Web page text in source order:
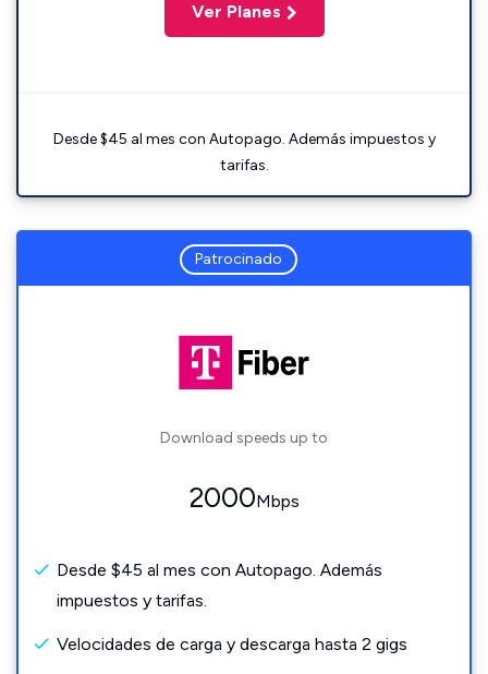
Ver Planes
Desde $45 al mes con Autopago. Además impuestos y
tarifas.
Patrocinado
Download speeds up to
2000Mbps
Desde $45 al mes con Autopago. Además
impuestos y tarifas.
Velocidades de carga y descarga hasta 2 gigs